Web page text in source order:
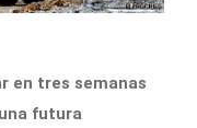
en tres semanas
futura